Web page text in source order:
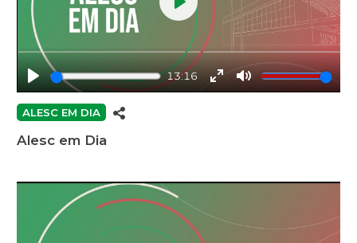
Play
13:16
EnterMute
Play
ALESC EM DIA
Alesc em Dia